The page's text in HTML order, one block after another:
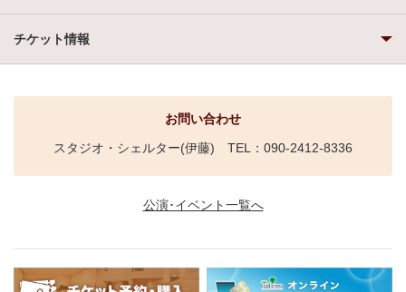
チケット情報
お問い合わせ
スタジオ・シェルター(伊藤) TEL：090-2412-8336
公演･イベント一覧へ